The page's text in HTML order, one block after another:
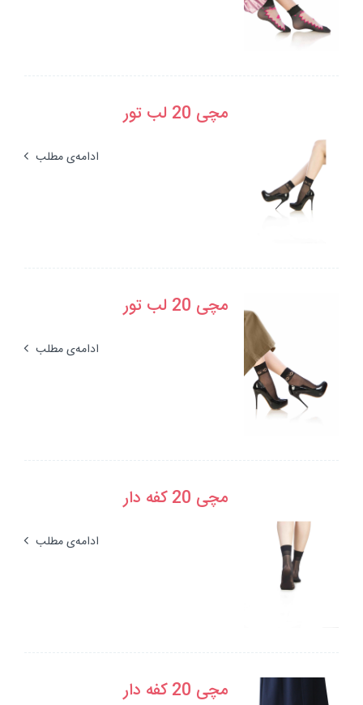
مچی 20 لب تور
ادامه‌ی مطلب
مچی 20 لب تور
ادامه‌ی مطلب
مچی 20 کفه دار
ادامه‌ی مطلب
مچی 20 کفه دار